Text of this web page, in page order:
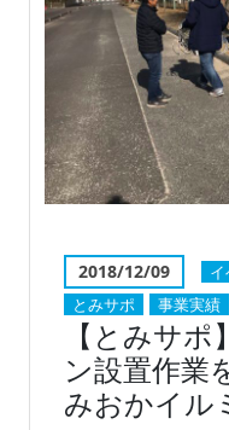
2018/12/09 イ
とみサポ
事業実績
【とみサ
ン設置作業
みおかイル